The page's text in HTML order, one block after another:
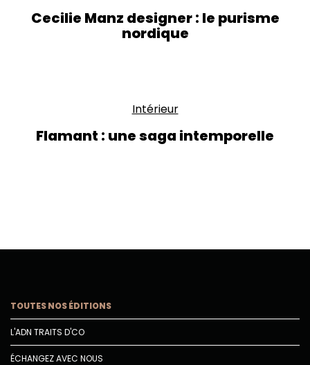
Cecilie Manz designer : le purisme
nordique
Intérieur
Flamant : une saga intemporelle
TOUTES NOS ÉDITIONS
L'ADN TRAITS D'CO
ÉCHANGEZ AVEC NOUS